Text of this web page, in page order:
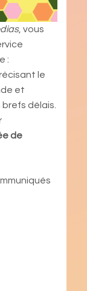
, vous
:
le
et
brefs délais.
de